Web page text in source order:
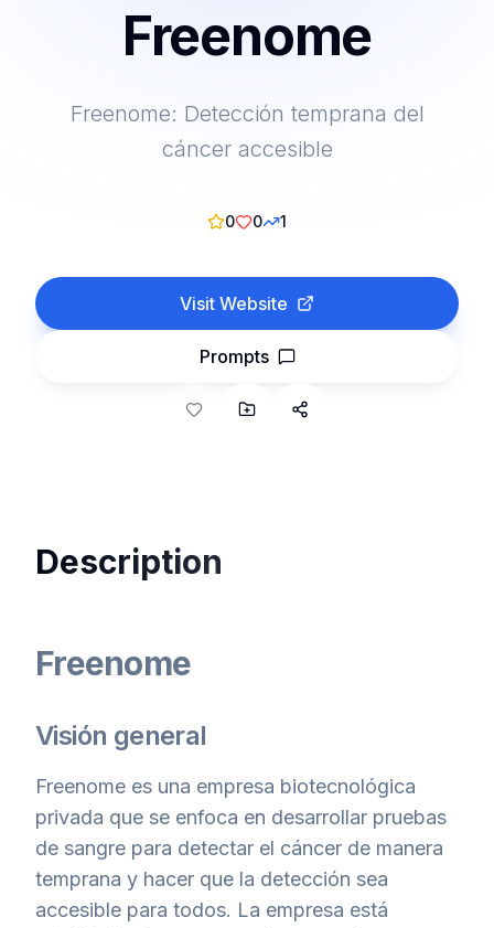
Freenome
Freenome: Detección temprana del
cáncer accesible
0 0 1
Visit Website
Prompts
Description
Freenome
Visión general
Freenome es una empresa biotecnológica
privada que se enfoca en desarrollar pruebas
de sangre para detectar el cáncer de manera
temprana y hacer que la detección sea
accesible para todos. La empresa está